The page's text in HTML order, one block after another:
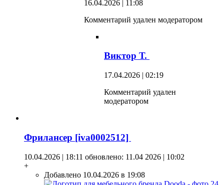
16.04.2026 | 11:08
Комментарий удален модератором
Виктор Т.
17.04.2026 | 02:19
Комментарий удален
модератором
Фрилансер [iva0002512]
10.04.2026 | 18:11 обновлено: 11.04 2026 | 10:02
+
Добавлено 10.04.2026 в 19:08